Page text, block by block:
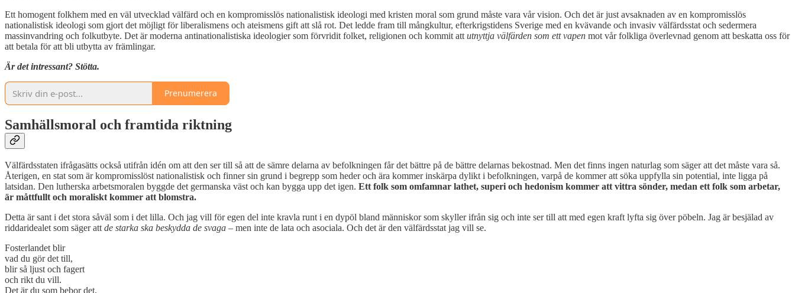
Ett homogent folkhem med en väl utvecklad välfärd och en kompromisslös nationalistisk ideologi med kristen moral som grund måste vara vår vision. Och det är just avsaknaden av en kompromisslös
nationalistisk ideologi som gjort det möjligt för liberalismens och ateismens gift att slå rot. Det ledde fram till mångkultur, efterkrigstidens Sverige med en kvävande och invasiv välfärdsstat och sedermera
massinvandring och folkutbyte. Det är moderna antinationalistiska ideologier som förvridit folket, religionen och kommit att utnyttja välfärden som ett vapen mot vår folkliga överlevnad genom att beskatta oss för
att betala för att bli utbytta av främlingar.
Är det intressant? Stötta.
Prenumerera
Samhällsmoral och framtida riktning
Välfärdsstaten ifrågasätts också utifrån idén om att den ser till så att de sämre delarna av befolkningen får det bättre på de bättre delarnas bekostnad. Men det finns ingen naturlag som säger att det måste vara så.
Återigen, en stat som är kompromisslöst nationalistisk och finner sin grund i begrepp som heder och ära kommer inskärpa dylikt i befolkningen, varpå de kommer att söka uppfylla sin potential, inte ligga på
latsidan. Den lutherska arbetsmoralen byggde det germanska väst och kan bygga upp det igen. Ett folk som omfamnar lathet, superi och hedonism kommer att vittra sönder, medan ett folk som arbetar,
är måttfullt och moraliskt kommer att blomstra.
Detta är sant i det stora såväl som i det lilla. Och jag vill för egen del inte kravla runt i en dypöl bland människor som skyller ifrån sig och inte ser till att med egen kraft lyfta sig över pöbeln. Jag är besjälad av
riddaridealet som säger attde starka ska beskydda de svaga – men inte de lata och asociala. Och det är den välfärdsstat jag vill se.
Fosterlandet blir
vad du gör det till,
blir så ljust och fagert
och rikt du vill.
Det är du som bebor det,